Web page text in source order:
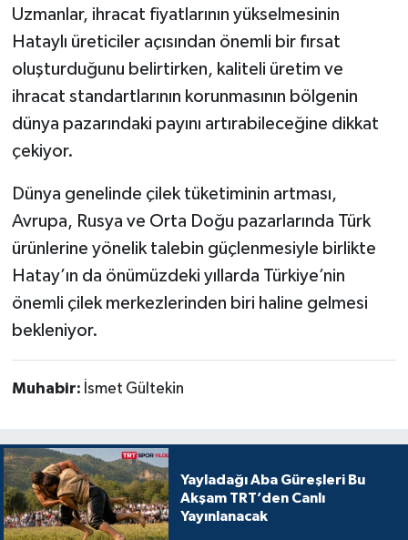
Uzmanlar, ihracat fiyatlarının yükselmesinin
Hataylı üreticiler açısından önemli bir fırsat
oluşturduğunu belirtirken, kaliteli üretim ve
ihracat standartlarının korunmasının bölgenin
dünya pazarındaki payını artırabileceğine dikkat
çekiyor.
Dünya genelinde çilek tüketiminin artması,
Avrupa, Rusya ve Orta Doğu pazarlarında Türk
ürünlerine yönelik talebin güçlenmesiyle birlikte
Hatay’ın da önümüzdeki yıllarda Türkiye’nin
önemli çilek merkezlerinden biri haline gelmesi
bekleniyor.
Muhabir: İsmet Gültekin
Yayladağı Aba Güreşleri Bu
Akşam TRT’den Canlı
Yayınlanacak